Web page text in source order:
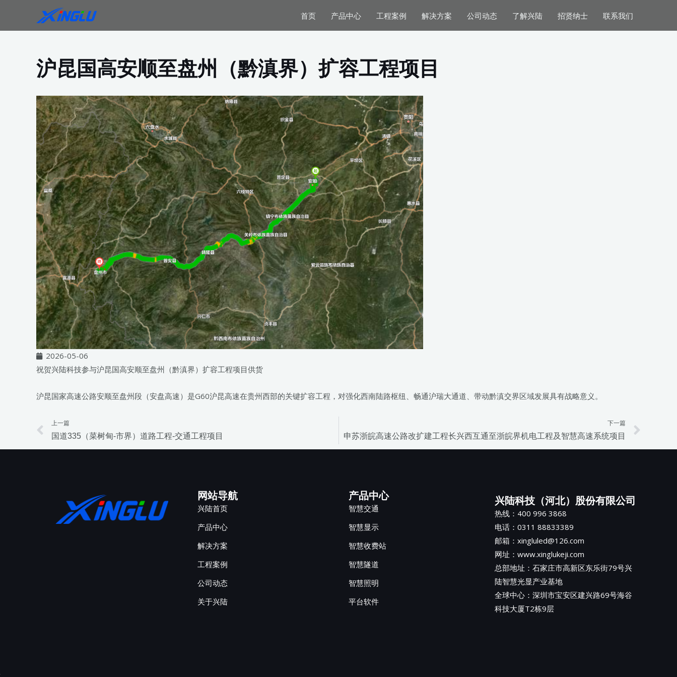
内
首页 产品中心 工程案例 解决方案 公司动态 了解兴陆 招贤纳士 联系我们
沪昆国高安顺至盘州（黔滇界）扩容工程项目
2026-05-06
祝贺兴陆科技参与沪昆国高安顺至盘州（黔滇界）扩容工程项目供货
沪昆国家高速公路安顺至盘州段（安盘高速）是G60沪昆高速在贵州西部的关键扩容工程，对强化西南陆路枢纽、畅通沪瑞大通道、带动黔滇交界区域发展具有战略意义。
Prev
上一篇
国道335（菜树甸-市界）道路工程-交通工程项目
下一篇
申苏浙皖高速公路改扩建工程长兴西互通至浙皖界机电工程及智慧高速系统项目
网站导航
兴陆首页
产品中心
解决方案
工程案例
公司动态
关于兴陆
产品中心
智慧交通
智慧显示
智慧收费站
智慧隧道
智慧照明
平台软件
兴陆科技（河北）股份有限公司
热线：400 996 3868
电话：0311 88833389
邮箱：xingluled@126.com
网址：www.xinglukeji.com
总部地址： 石家庄市高新区东乐街79号兴
陆智慧光显产业基地
全球中心：深圳市宝安区建兴路69号海谷
科技大厦T2栋9层